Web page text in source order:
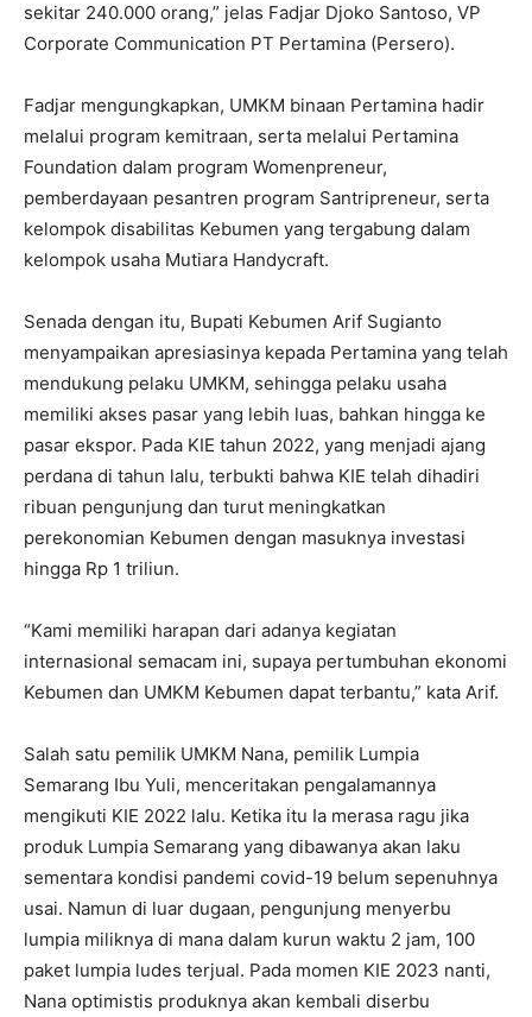
sekitar 240.000 orang,” jelas Fadjar Djoko Santoso, VP
Corporate Communication PT Pertamina (Persero).
Fadjar mengungkapkan, UMKM binaan Pertamina hadir
melalui program kemitraan, serta melalui Pertamina
Foundation dalam program Womenpreneur,
pemberdayaan pesantren program Santripreneur, serta
kelompok disabilitas Kebumen yang tergabung dalam
kelompok usaha Mutiara Handycraft.
Senada dengan itu, Bupati Kebumen Arif Sugianto
menyampaikan apresiasinya kepada Pertamina yang telah
mendukung pelaku UMKM, sehingga pelaku usaha
memiliki akses pasar yang lebih luas, bahkan hingga ke
pasar ekspor. Pada KIE tahun 2022, yang menjadi ajang
perdana di tahun lalu, terbukti bahwa KIE telah dihadiri
ribuan pengunjung dan turut meningkatkan
perekonomian Kebumen dengan masuknya investasi
hingga Rp 1 triliun.
“Kami memiliki harapan dari adanya kegiatan
internasional semacam ini, supaya pertumbuhan ekonomi
Kebumen dan UMKM Kebumen dapat terbantu,” kata Arif.
Salah satu pemilik UMKM Nana, pemilik Lumpia
Semarang Ibu Yuli, menceritakan pengalamannya
mengikuti KIE 2022 lalu. Ketika itu Ia merasa ragu jika
produk Lumpia Semarang yang dibawanya akan laku
sementara kondisi pandemi covid-19 belum sepenuhnya
usai. Namun di luar dugaan, pengunjung menyerbu
lumpia miliknya di mana dalam kurun waktu 2 jam, 100
paket lumpia ludes terjual. Pada momen KIE 2023 nanti,
Nana optimistis produknya akan kembali diserbu